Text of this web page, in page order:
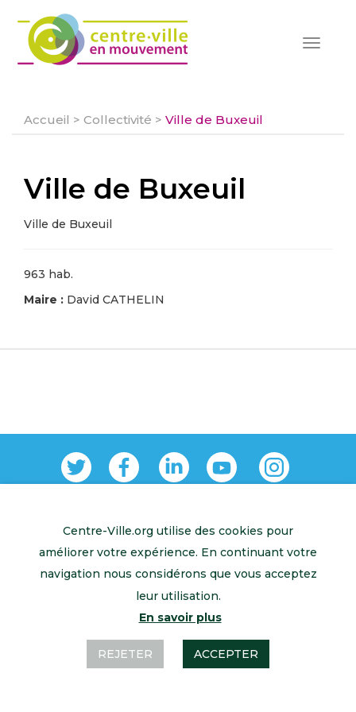
Toggle
Accueil > Collectivité > Ville de Buxeuil
Ville de Buxeuil
Ville de Buxeuil
963 hab.
Maire : David CATHELIN
Retour à l’accueil Mentions légales Contactez-nous
Centre-Ville.org utilise des cookies pour
améliorer votre expérience. En continuant votre
navigation nous considérons que vous acceptez
leur utilisation.
En savoir plus
REJETER ACCEPTER